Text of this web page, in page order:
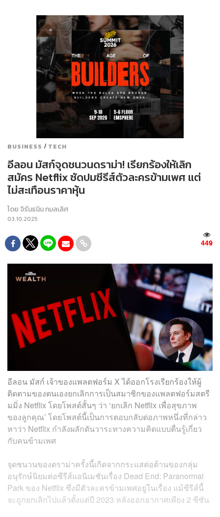
BUSINESS / TECH
อีลอน มัสก์จุดชนวนดราม่า! เรียกร้องให้เลิก
สมัคร Netflix ซัดปมซีรีส์ตัวละครข้ามเพศ แต่
ไม่สะเทือนราคาหุ้น
โดย จิรันธนิน กมลเลิศ
03.10.2025
449
อีลอน มัสก์ เจ้าของแพลตฟอร์ม X ได้ออกโรงเรียกร้องให้ผู้
ติดตามของตนเองยกเลิกการเป็นสมาชิกของแพลตฟอร์มสตรี
มมิ่ง Netflix โดยโพสต์สั้นๆ ว่า ‘ยกเลิก Netflix เพื่อสุขภาพ
ของลูกคุณ’ โดยโพสต์นี้เป็นการตอบกลับต่อภาพหนึ่งที่กล่าว
หาว่า Netflix กำลังผลักดันวาระทางความคิดแบบตื่นรู้เกี่ยว
กับคนข้ามเพศ
จุดชนวนของดราม่าครั้งนี้เกิดจากกระแสต่อต้านของกลุ่ม
อนุรักษ์นิยมต่อซีรีส์แอนิเมชันเรื่อง Dead End: Paranormal
Park ของ Netflix ซึ่งมีตัวละครข้ามเพศอยู่ในเรื่อง แม้ซีรีส์นี้
จะถูกยกเลิกไปแล้วตั้งแต่ปี 2023 หลังออกอากาศเพียง 2 ซีซัน